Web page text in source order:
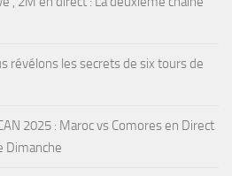
révélons les secrets de six tours de
2025 : Maroc vs Comores en Direct
Dimanche